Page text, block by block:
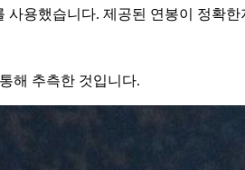
사용했습니다. 제공된 연봉이 정확
해 추측한 것입니다.